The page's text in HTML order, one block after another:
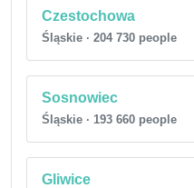
Czestochowa
Śląskie · 204 730 people
Sosnowiec
Śląskie · 193 660 people
Gliwice